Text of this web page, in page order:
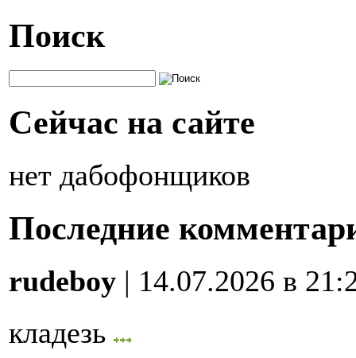
Поиск
Сейчас на сайте
нет дабофонщиков
Последние
rudeboy | 14.07.2026 в
кладезь